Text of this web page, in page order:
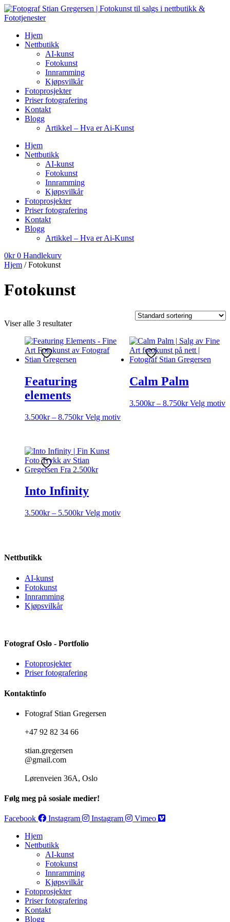
Skip
to
Hjem
Nettbutikk
AI-kunst
Fotokunst
Innramming
Kjøpsvilkår
Fotoprosjekter
Priser fotografering
Kontakt
Blogg
Artikkel – Hva er Ai-Kunst
Hjem
Nettbutikk
AI-kunst
Fotokunst
Innramming
Kjøpsvilkår
Fotoprosjekter
Priser fotografering
Kontakt
Blogg
Artikkel – Hva er Ai-Kunst
0kr 0 Handlekurv
Hjem / Fotokunst
Fotokunst
Viser alle 3 resultater
Featuring
elements
3.500kr – 8.750krPrisområde:
Velg motivDette
Calm Palm
3.500kr – 8.750krPrisområde:
Velg motiv
Into Infinity
3.500kr – 5.500krPrisområde:
Velg motivDette
Nettbutikk
AI-kunst
Fotokunst
Innramming
Kjøpsvilkår
Fotograf Oslo - Portfolio
Fotoprosjekter
Priser fotografering
Kontaktinfo
Fotograf Stian Gregersen
+47 92 82 34 66
stian.gregersen
@gmail.com
Lørenveien 36A, Oslo
Følg meg på sosiale medier!
Facebook Instagram Instagram
Vimeo
Hjem
Nettbutikk
AI-kunst
Fotokunst
Innramming
Kjøpsvilkår
Fotoprosjekter
Priser fotografering
Kontakt
Blogg